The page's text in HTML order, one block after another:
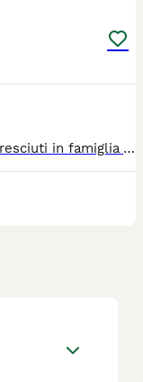
Meravigliosi cuccioli di razza Ragdoll Cresciuti in famiglia Vaccinati Sverminati Con microchip Eseguito trattamento antiparassitario Pedigree ANDI certificato genealogico